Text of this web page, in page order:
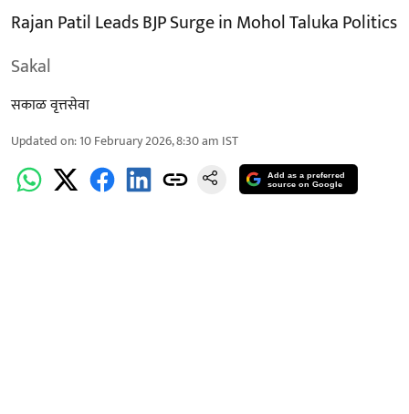
Rajan Patil Leads BJP Surge in Mohol Taluka Politics
Sakal
सकाळ वृत्तसेवा
Updated on:10 February 2026, 8:30 am IST
Add as a preferred
source on Google